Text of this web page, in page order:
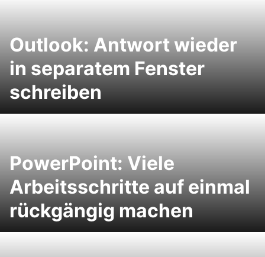
Outlook: Antwort wieder
in separatem Fenster
schreiben
PowerPoint: Viele
Arbeitsschritte auf einmal
rückgängig machen